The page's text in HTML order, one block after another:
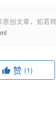
原创文章，如若
赞 (1)